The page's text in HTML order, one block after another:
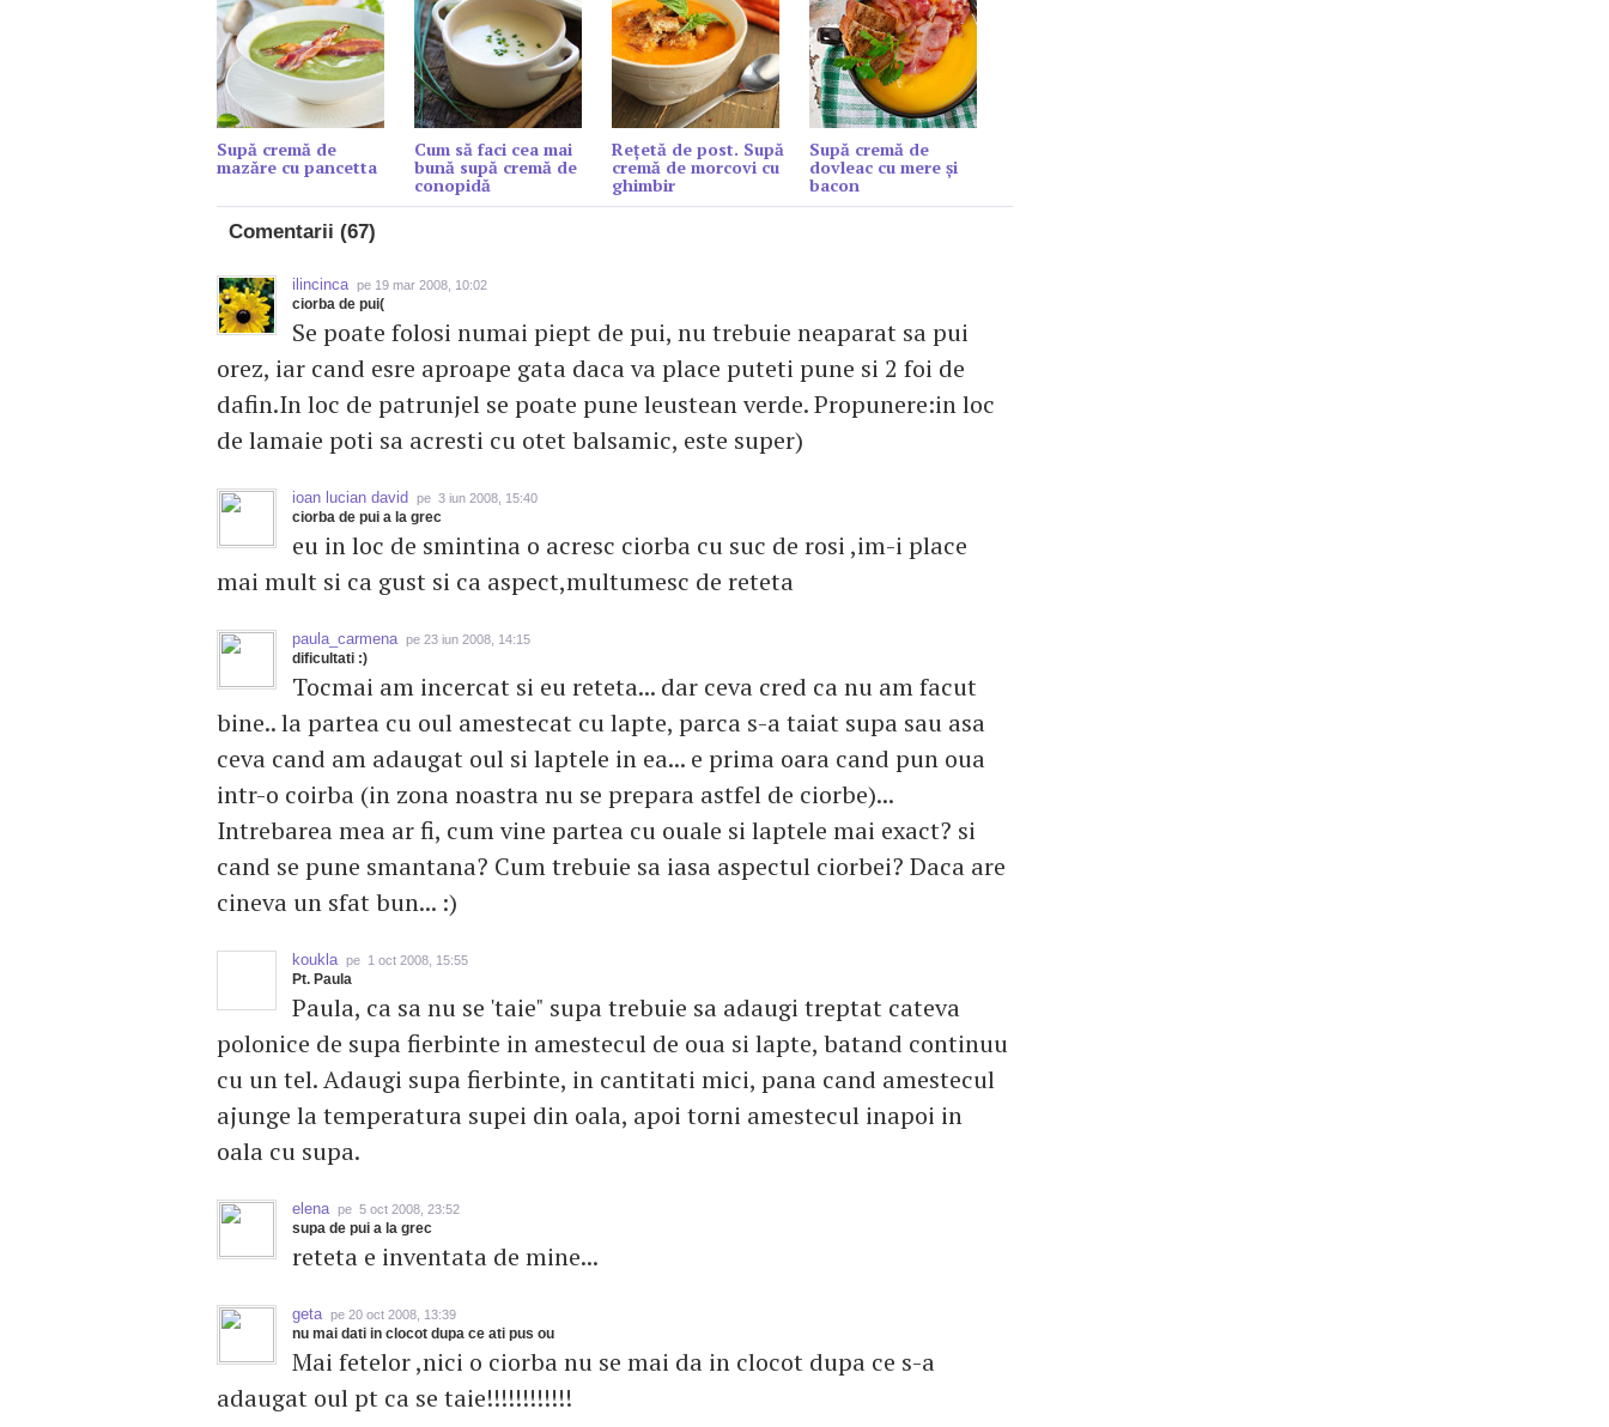
Supă cremă de
mazăre cu pancetta
Cum să faci cea mai
bună supă cremă de
conopidă
Rețetă de post. Supă
cremă de morcovi cu
ghimbir
Supă cremă de
dovleac cu mere și
bacon
Comentarii (67)
ilincinca pe 19 mar 2008, 10:02
ciorba de pui(
Se poate folosi numai piept de pui, nu trebuie neaparat sa pui
orez, iar cand esre aproape gata daca va place puteti pune si 2 foi de
dafin.In loc de patrunjel se poate pune leustean verde. Propunere:in loc
de lamaie poti sa acresti cu otet balsamic, este super)
ioan lucian david pe 3 iun 2008, 15:40
ciorba de pui a la grec
eu in loc de smintina o acresc ciorba cu suc de rosi ,im-i place
mai mult si ca gust si ca aspect,multumesc de reteta
paula_carmena pe 23 iun 2008, 14:15
dificultati :)
Tocmai am incercat si eu reteta... dar ceva cred ca nu am facut
bine.. la partea cu oul amestecat cu lapte, parca s-a taiat supa sau asa
ceva cand am adaugat oul si laptele in ea... e prima oara cand pun oua
intr-o coirba (in zona noastra nu se prepara astfel de ciorbe)...
Intrebarea mea ar fi, cum vine partea cu ouale si laptele mai exact? si
cand se pune smantana? Cum trebuie sa iasa aspectul ciorbei? Daca are
cineva un sfat bun... :)
koukla pe 1 oct 2008, 15:55
Pt. Paula
Paula, ca sa nu se 'taie" supa trebuie sa adaugi treptat cateva
polonice de supa fierbinte in amestecul de oua si lapte, batand continuu
cu un tel. Adaugi supa fierbinte, in cantitati mici, pana cand amestecul
ajunge la temperatura supei din oala, apoi torni amestecul inapoi in
oala cu supa.
elena pe 5 oct 2008, 23:52
supa de pui a la grec
reteta e inventata de mine...
geta pe 20 oct 2008, 13:39
nu mai dati in clocot dupa ce ati pus ou
Mai fetelor ,nici o ciorba nu se mai da in clocot dupa ce s-a
adaugat oul pt ca se taie!!!!!!!!!!!!